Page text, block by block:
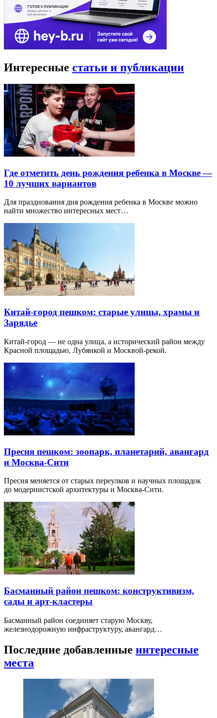
Интересные статьи и публикации
Где отметить день рождения ребенка в Москве —
10 лучших вариантов
Для празднования дня рождения ребенка в Москве можно
найти множество интересных мест…
Китай-город пешком: старые улицы, храмы и
Зарядье
Китай-город — не одна улица, а исторический район между
Красной площадью, Лубянкой и Москвой-рекой.
Пресня пешком: зоопарк, планетарий, авангард
и Москва-Сити
Пресня меняется от старых переулков и научных площадок
до модернистской архитектуры и Москва-Сити.
Басманный район пешком: конструктивизм,
сады и арт-кластеры
Басманный район соединяет старую Москву,
железнодорожную инфраструктуру, авангард…
Последние добавленные интересные
места